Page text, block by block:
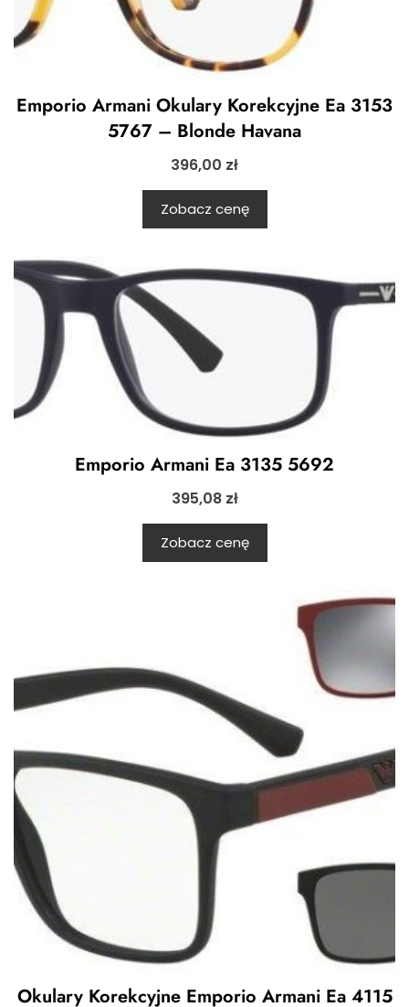
Emporio Armani Okulary Korekcyjne Ea 3153
5767 – Blonde Havana
396,00 zł
Zobacz cenę
Emporio Armani Ea 3135 5692
395,08 zł
Zobacz cenę
Okulary Korekcyjne Emporio Armani Ea 4115